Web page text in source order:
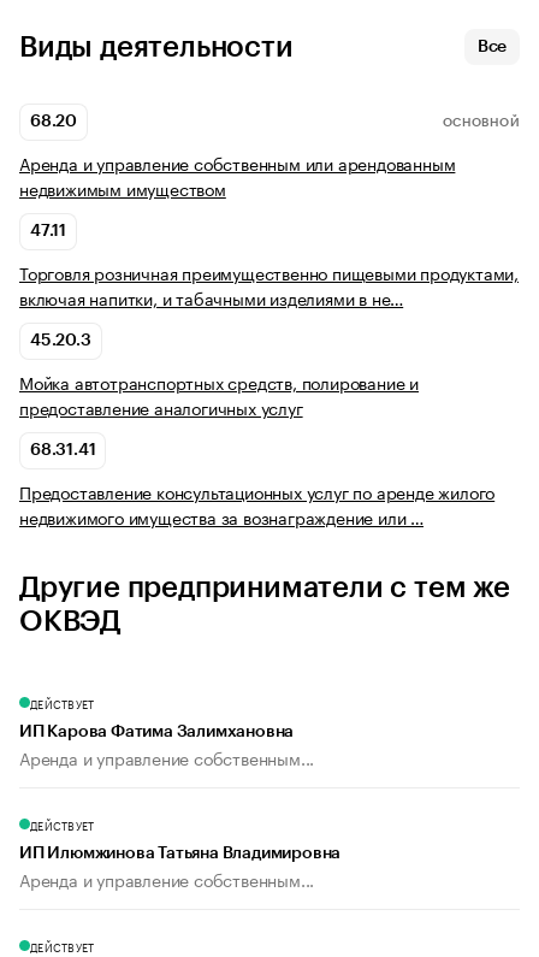
Виды деятельности Все
68.20 ОСНОВНОЙ
Аренда и управление собственным или арендованным
недвижимым имуществом
47.11
Торговля розничная преимущественно пищевыми продуктами,
включая напитки, и табачными изделиями в не…
45.20.3
Мойка автотранспортных средств, полирование и
предоставление аналогичных услуг
68.31.41
Предоставление консультационных услуг по аренде жилого
недвижимого имущества за вознаграждение или …
Другие предприниматели с тем же
ОКВЭД
ДЕЙСТВУЕТ
ИП Карова Фатима Залимхановна
Аренда и управление собственным...
ДЕЙСТВУЕТ
ИП Илюмжинова Татьяна Владимировна
Аренда и управление собственным...
ДЕЙСТВУЕТ